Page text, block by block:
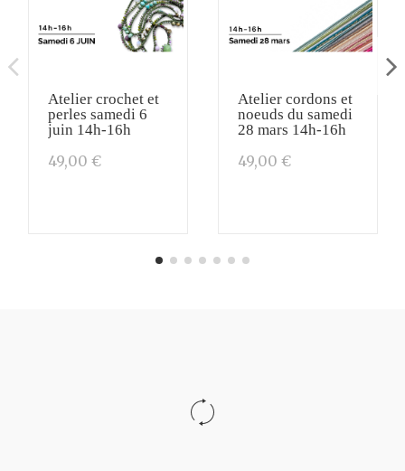
Atelier crochet et
perles samedi 6
juin 14h-16h
49,00 €
Atelier cordons et
noeuds du samedi
28 mars 14h-16h
49,00 €